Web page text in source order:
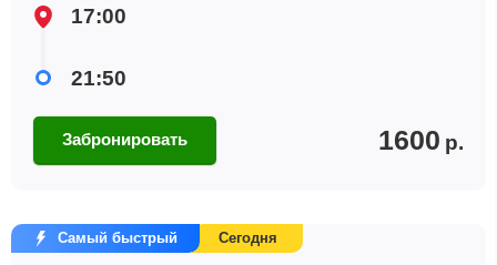
17:00
21:50
Забронировать 1600 р.
Самый быстрый Сегодня